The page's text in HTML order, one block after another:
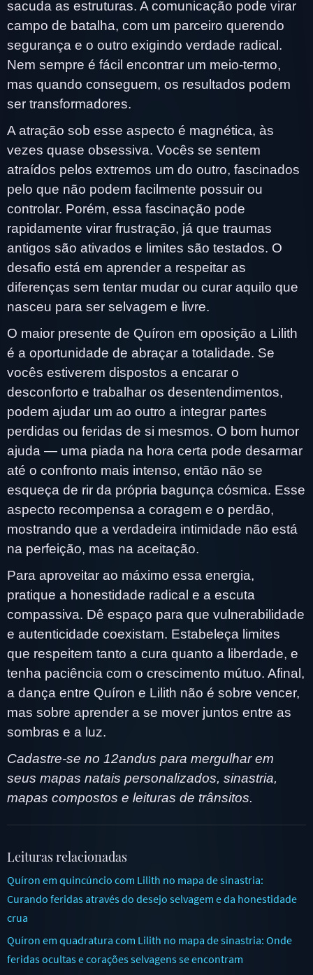
sacuda as estruturas. A comunicação pode virar
campo de batalha, com um parceiro querendo
segurança e o outro exigindo verdade radical.
Nem sempre é fácil encontrar um meio-termo,
mas quando conseguem, os resultados podem
ser transformadores.
A atração sob esse aspecto é magnética, às
vezes quase obsessiva. Vocês se sentem
atraídos pelos extremos um do outro, fascinados
pelo que não podem facilmente possuir ou
controlar. Porém, essa fascinação pode
rapidamente virar frustração, já que traumas
antigos são ativados e limites são testados. O
desafio está em aprender a respeitar as
diferenças sem tentar mudar ou curar aquilo que
nasceu para ser selvagem e livre.
O maior presente de Quíron em oposição a Lilith
é a oportunidade de abraçar a totalidade. Se
vocês estiverem dispostos a encarar o
desconforto e trabalhar os desentendimentos,
podem ajudar um ao outro a integrar partes
perdidas ou feridas de si mesmos. O bom humor
ajuda — uma piada na hora certa pode desarmar
até o confronto mais intenso, então não se
esqueça de rir da própria bagunça cósmica. Esse
aspecto recompensa a coragem e o perdão,
mostrando que a verdadeira intimidade não está
na perfeição, mas na aceitação.
Para aproveitar ao máximo essa energia,
pratique a honestidade radical e a escuta
compassiva. Dê espaço para que vulnerabilidade
e autenticidade coexistam. Estabeleça limites
que respeitem tanto a cura quanto a liberdade, e
tenha paciência com o crescimento mútuo. Afinal,
a dança entre Quíron e Lilith não é sobre vencer,
mas sobre aprender a se mover juntos entre as
sombras e a luz.
Cadastre-se no 12andus para mergulhar em
seus mapas natais personalizados, sinastria,
mapas compostos e leituras de trânsitos.
Leituras relacionadas
Quíron em quincúncio com Lilith no mapa de sinastria:
Curando feridas através do desejo selvagem e da honestidade
crua
Quíron em quadratura com Lilith no mapa de sinastria: Onde
feridas ocultas e corações selvagens se encontram